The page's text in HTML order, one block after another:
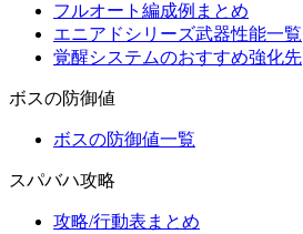
フルオート編成例まとめ
エニアドシリーズ武器性能一覧
覚醒システムのおすすめ強化先
ボスの防御値
ボスの防御値一覧
スパバハ攻略
攻略/行動表まとめ